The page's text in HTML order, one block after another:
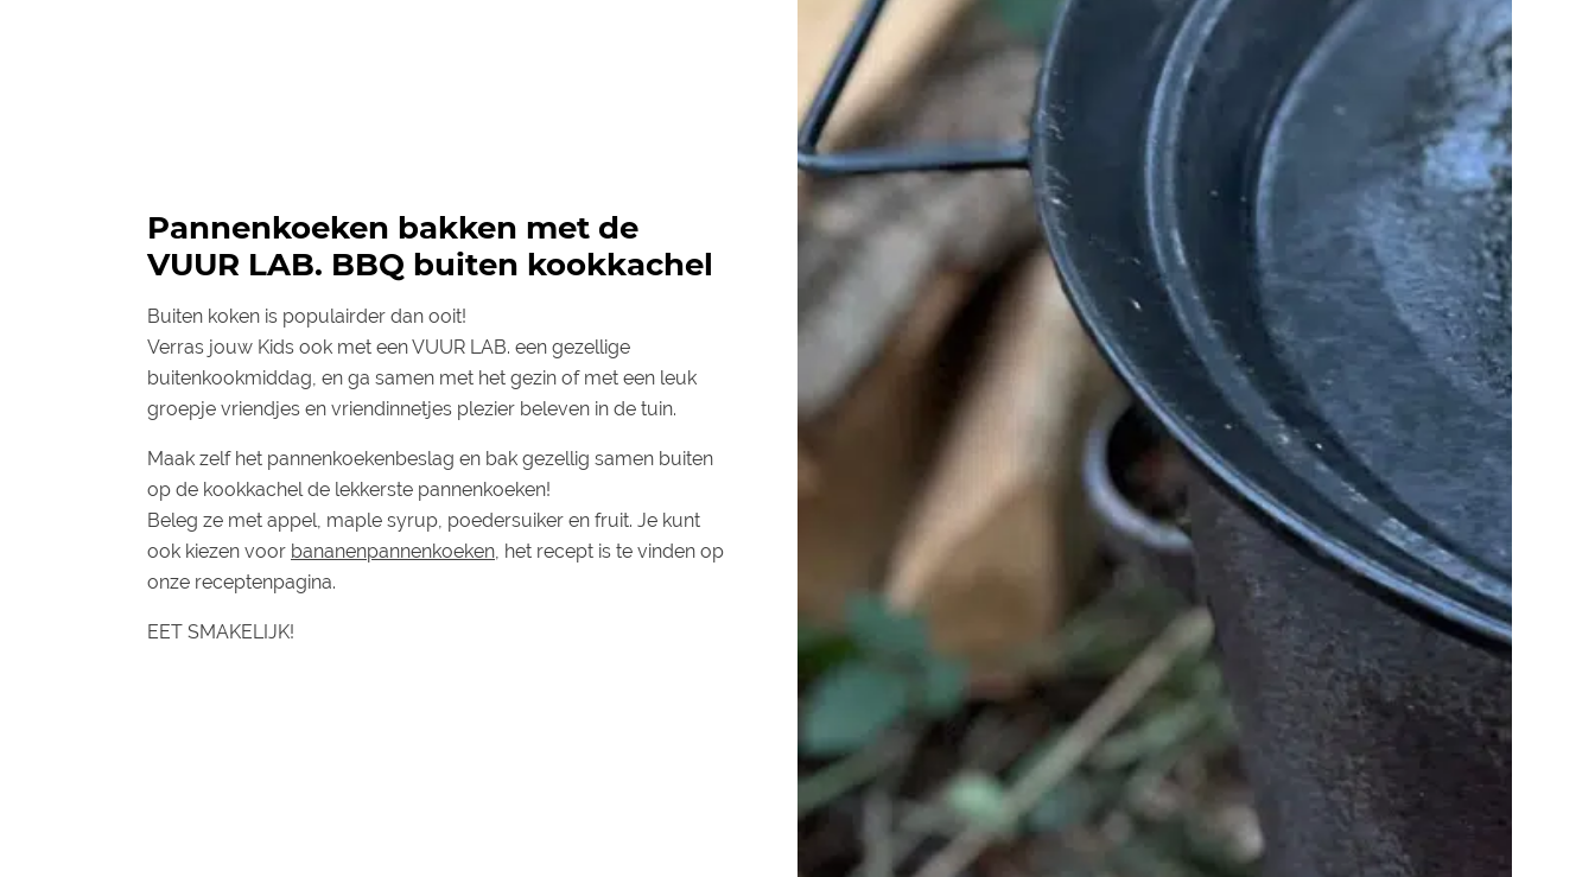
Pannenkoeken bakken met de
VUUR LAB. BBQ buiten kookkachel
Buiten koken is populairder dan ooit!
Verras jouw Kids ook met een VUUR LAB. een gezellige
buitenkookmiddag, en ga samen met het gezin of met een leuk
groepje vriendjes en vriendinnetjes plezier beleven in de tuin.
Maak zelf het pannenkoekenbeslag en bak gezellig samen buiten
op de kookkachel de lekkerste pannenkoeken!
Beleg ze met appel, maple syrup, poedersuiker en fruit. Je kunt
ook kiezen voor bananenpannenkoeken, het recept is te vinden op
onze receptenpagina.
EET SMAKELIJK!